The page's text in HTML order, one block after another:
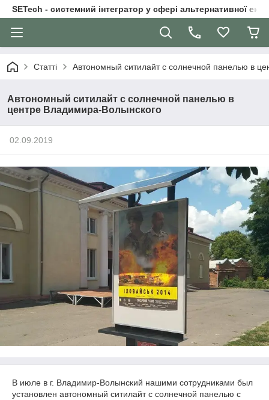
SETech - системний інтегратор у сфері альтернативної
Статті Автономный ситилайт с солнечной панелью в
Автономный ситилайт с солнечной панелью в
центре Владимира-Волынского
02.09.2019
В июле в г. Владимир-Волынский нашими сотрудниками был
установлен автономный ситилайт с солнечной панелью с